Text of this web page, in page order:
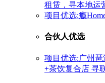
租赁，寻本地运
项目优选:瘾
合伙人优选
项目优选:广州
+茶饮复合店 寻